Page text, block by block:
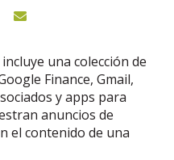
una colección de
Finance, Gmail,
y apps para
anuncios de
el contenido de una